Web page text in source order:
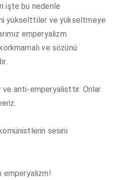
işte bu nedenle
yükselttiler ve yükseltmeye
emperyalizm
ve sözünü
ve anti-emperyalisttir. Onlar
sesini
emperyalizm!